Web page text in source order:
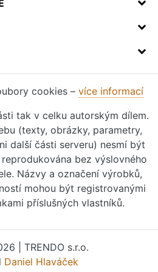
cookies – více informací
tak v celku autorským dílem.
(texty, obrázky, parametry,
další části serveru) nesmí být
bez výslovného
Názvy a označení výrobků,
mohou být registrovanými
příslušných vlastníků.
| TRENDO s.r.o.
Daniel Hlaváček